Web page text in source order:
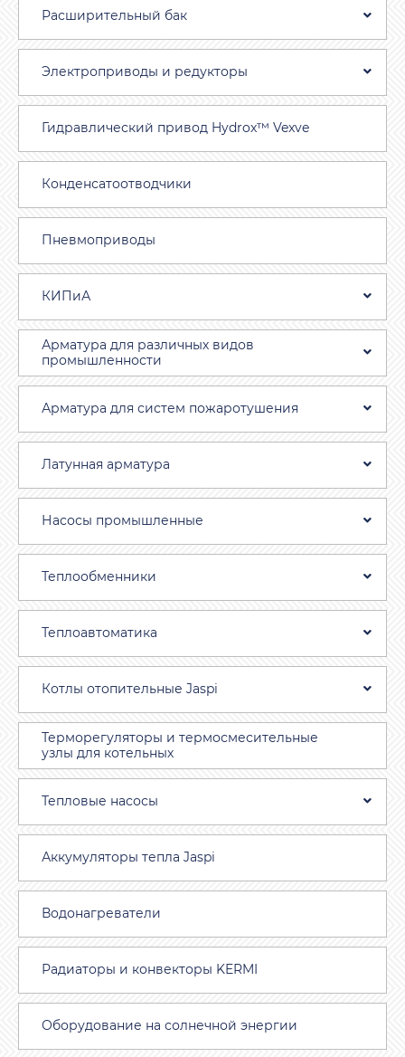
Расширительный бак
Электроприводы и редукторы
Гидравлический привод Hydrox™ Vexve
Конденсатоотводчики
Пневмоприводы
КИПиА
Арматура для различных видов
промышленности
Арматура для систем пожаротушения
Латунная арматура
Насосы промышленные
Теплообменники
Теплоавтоматика
Котлы отопительные Jaspi
Терморегуляторы и термосмесительные
узлы для котельных
Тепловые насосы
Аккумуляторы тепла Jaspi
Водонагреватели
Радиаторы и конвекторы KERMI
Оборудование на солнечной энергии